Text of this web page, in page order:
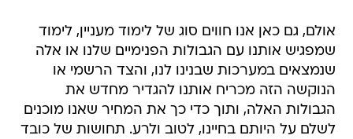
אולם, גם כאן אנו חווים סוג של לימוד מעניין, לימוד
שמפגיש אותנו עם הגבולות הפנימיים שלנו או אלה
שנמצאים במערכות שבנינו לנו, והצד הרשמי או
הנוקשה הזה מכריח אותנו להגדיר מחדש את
הגבולות האלה, ותוך כדי כך את המחיר שאנו מוכנים
לשלם על היותם בחיינו, לטוב ולרע. תחושות של כובד